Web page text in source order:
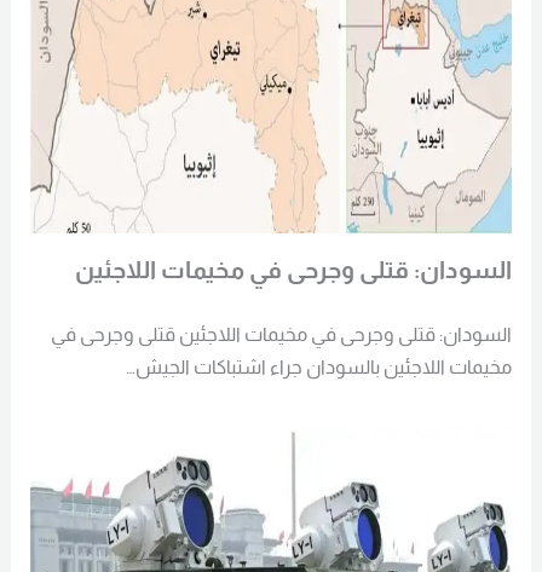
السودان: قتلى وجرحى في مخيمات اللاجئين
السودان: قتلى وجرحى في مخيمات اللاجئين قتلى وجرحى في
مخيمات اللاجئين بالسودان جراء اشتباكات الجيش…